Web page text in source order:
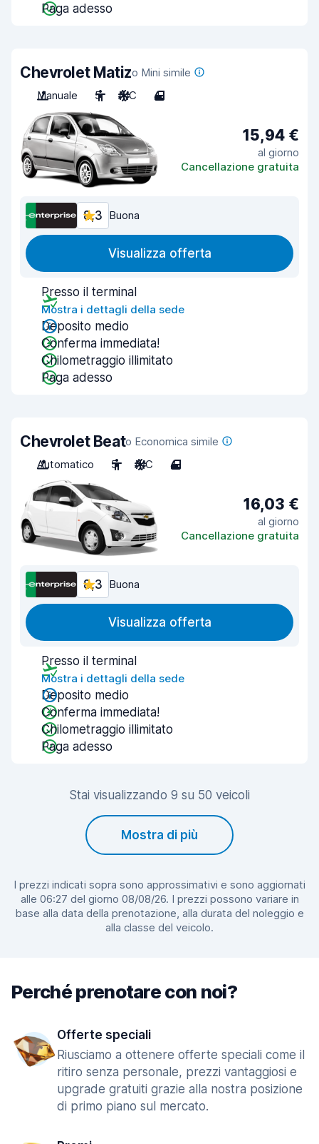
Paga adesso
Chevrolet Matizo Mini simile
Manuale
5 A/C 4
15,94 €
al giorno
Cancellazione gratuita
8,3 Buona
Visualizza offerta
Presso il terminal
Mostra i dettagli della sede
Deposito medio
Conferma immediata!
Chilometraggio illimitato
Paga adesso
Chevrolet Beato Economica simile
Automatico
5 A/C 4
16,03 €
al giorno
Cancellazione gratuita
8,3 Buona
Visualizza offerta
Presso il terminal
Mostra i dettagli della sede
Deposito medio
Conferma immediata!
Chilometraggio illimitato
Paga adesso
Stai visualizzando 9 su 50 veicoli
Mostra di più
I prezzi indicati sopra sono approssimativi e sono aggiornati
alle 06:27 del giorno 08/08/26. I prezzi possono variare in
base alla data della prenotazione, alla durata del noleggio e
alla classe del veicolo.
Perché prenotare con noi?
Offerte speciali
Riusciamo a ottenere offerte speciali come il
ritiro senza personale, prezzi vantaggiosi e
upgrade gratuiti grazie alla nostra posizione
di primo piano sul mercato.